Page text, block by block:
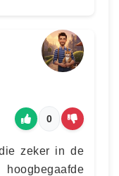
0
zeker in de